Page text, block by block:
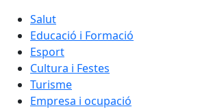
Salut
Educació i Formació
Esport
Cultura i Festes
Turisme
Empresa i ocupació